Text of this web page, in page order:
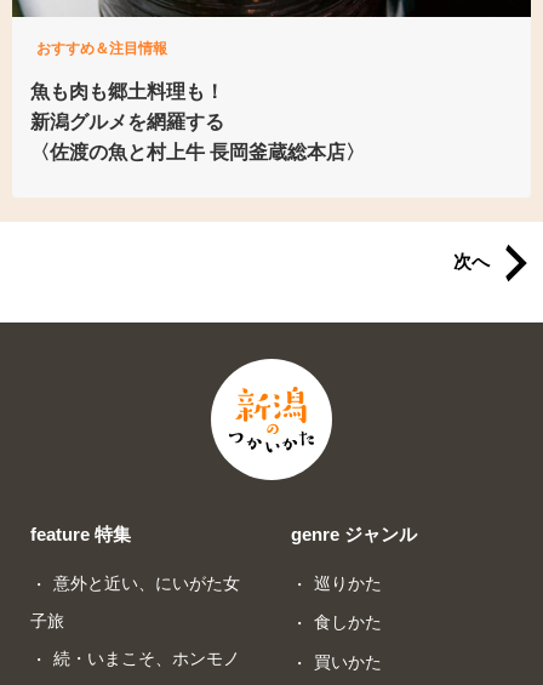
おすすめ＆注目情報
魚も肉も郷土料理も！
新潟グルメを網羅する
〈佐渡の魚と村上牛 長岡釜蔵総本店〉
次へ
feature 特集
意外と近い、にいがた女
子旅
続・いまこそ、ホンモノ
genre ジャンル
巡りかた
食しかた
買いかた